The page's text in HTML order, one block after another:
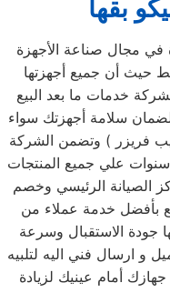
بقها
في مجال صناعة الأجهزة
حيث أن جميع أجهزتها
خدمات ما بعد البيع
سلامة أجهزتك سواء
فريزر ) وتضمن الشركة
كافة منتجاتها بضمان ساري لمدة 5 سنوات علي جميع المنتجات
الصيانة الرئيسي وخصم
بأفضل خدمة عملاء من
جودة الاستقبال وسرعة
و ارسال فني اليه لتلبيه
أمام عينيك لزيادة